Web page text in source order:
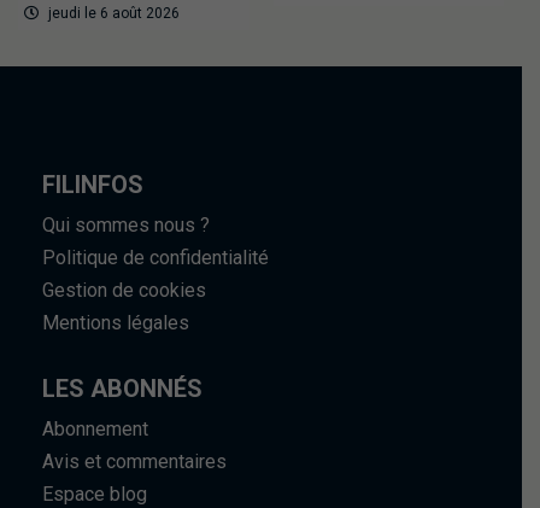
jeudi le 6 août 2026
FILINFOS
Qui sommes nous ?
Politique de confidentialité
Gestion de cookies
Mentions légales
LES ABONNÉS
Abonnement
Avis et commentaires
Espace blog